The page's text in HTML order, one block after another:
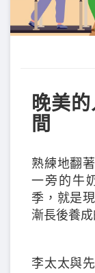
晚美
間
熟練地翻
一旁的牛
季，就是
漸長後養成
李太太與